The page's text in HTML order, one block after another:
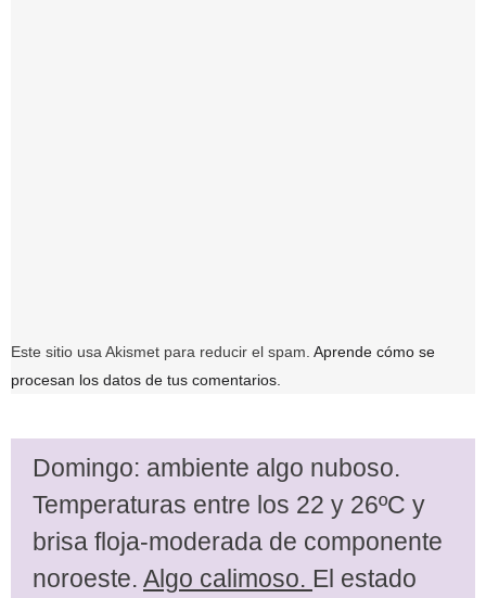
Este sitio usa Akismet para reducir el spam. Aprende cómo se
procesan los datos de tus comentarios.
Domingo: ambiente algo nuboso.
Temperaturas entre los 22 y 26ºC y
brisa floja-moderada de componente
noroeste. Algo calimoso. El estado